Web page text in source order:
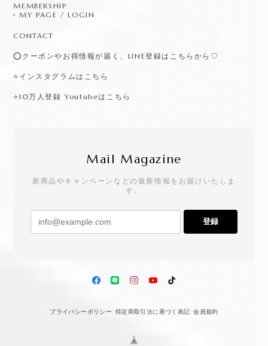
MEMBERSHIP
MY PAGE / LOGIN
CONTACT
⭕️クーポンやお得情報が届く、LINE登録はこちらから♡
⭐️インスタグラムはこちら
⭐️10万人登録 Youtubeはこちら
Mail Magazine
新商品やキャンペーンなどの最新情報をお届けいたしま
す。
登録
プライバシーポリシー 特定商取引法に基づく表記 会員規約